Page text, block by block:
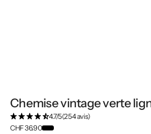
Chemise vintage verte
4.7/5(254 avis)
CHF 36.90